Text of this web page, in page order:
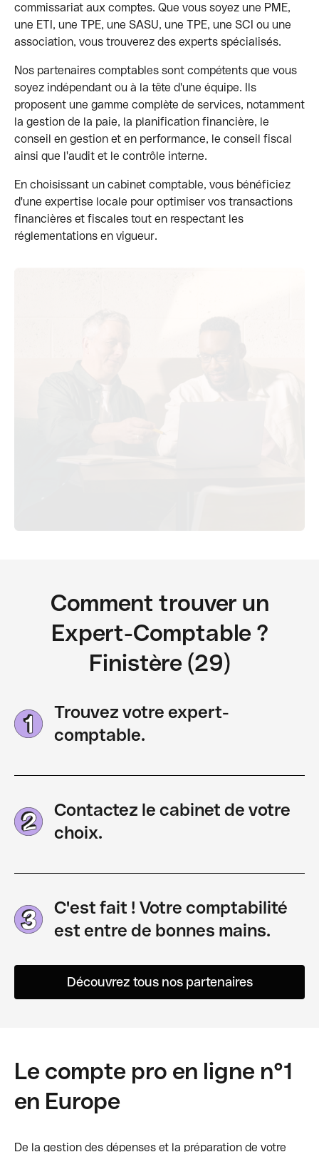
commissariat aux comptes. Que vous soyez une PME,
une ETI, une TPE, une SASU, une TPE, une SCI ou une
association, vous trouverez des experts spécialisés.
Nos partenaires comptables sont compétents que vous
soyez indépendant ou à la tête d'une équipe. Ils
proposent une gamme complète de services, notamment
la gestion de la paie, la planification financière, le
conseil en gestion et en performance, le conseil fiscal
ainsi que l'audit et le contrôle interne.
En choisissant un cabinet comptable, vous bénéficiez
d'une expertise locale pour optimiser vos transactions
financières et fiscales tout en respectant les
réglementations en vigueur.
Comment trouver un
Expert-Comptable ?
Finistère (29)
Trouvez votre expert-
comptable.
Contactez le cabinet de votre
choix.
C'est fait ! Votre comptabilité
est entre de bonnes mains.
Découvrez tous nos partenaires
Le compte pro en ligne n°1
en Europe
De la gestion des dépenses et la préparation de votre